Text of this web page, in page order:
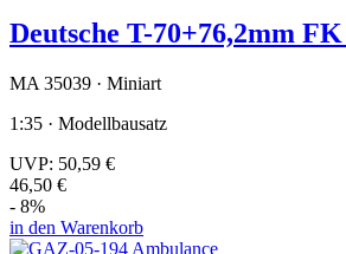
Deutsche T-70+76,2mm
MA 35039 · Miniart
1:35 · Modellbausatz
UVP: 50,59 €
46,50 €
- 8%
in den Warenkorb